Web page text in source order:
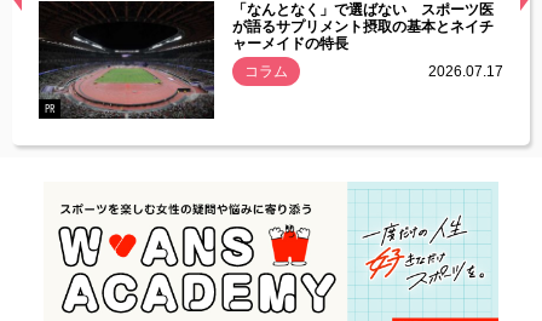
常
PR
「なんとなく」で選ばない スポーツ医
が語るサプリメント摂取の基本とネイチ
ャーメイドの特長
コラム
2026.07.17